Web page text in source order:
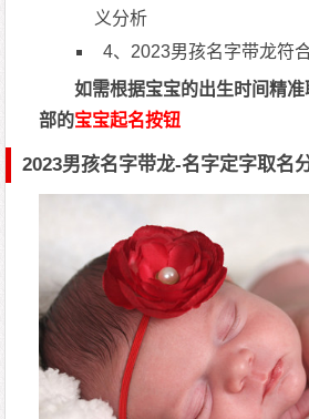
义分析
4、2023男孩名字带龙符
如需根据宝宝的出生时间精
部的宝宝起名按钮
2023男孩名字带龙-名字定字取名